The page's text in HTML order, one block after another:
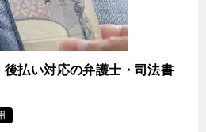
払い対応の弁護士・司法書